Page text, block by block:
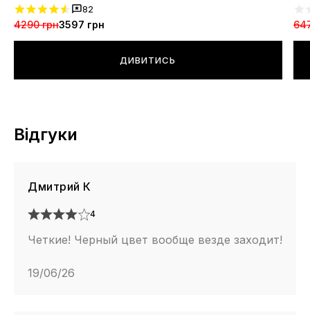
82
4290 грн3597 грн
ДИВИТИСЬ
Відгуки
Дмитрий К
4
Четкие! Черный цвет вообще везде заходит!
19/06/26